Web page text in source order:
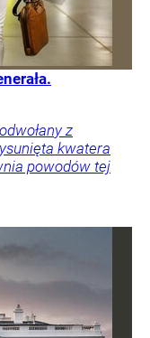
z
kwatera
powodów tej